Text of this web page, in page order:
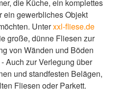
die Küche, ein komplettes
ein gewerbliches Objekt
Unterxxl-fliese.de
große, dünne Fliesen zur
von Wänden und Böden
Auch zur Verlegung über
und standfesten Belägen,
Fliesen oder Parkett.